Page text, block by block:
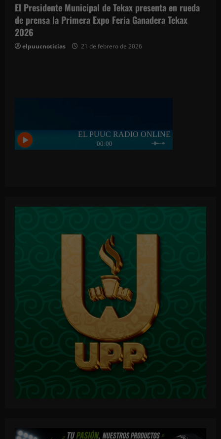
El Presidente Municipal de Tekax presenta en rueda
de prensa la Primera Expo Feria Ganadera Tekax
2026
elpuucnoticias 21 de febrero de 2026